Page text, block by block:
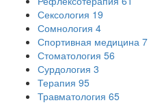
Сексология 19
Сомнология 4
Спортивная медицина 7
Стоматология 56
Сурдология 3
Терапия 95
Травматология 65